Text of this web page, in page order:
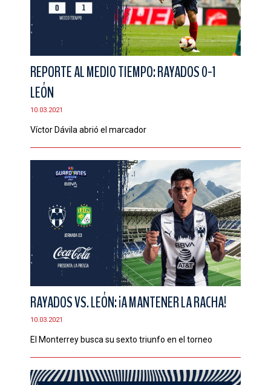
REPORTE AL MEDIO TIEMPO: RAYADOS 0-1
LEÓN
10.03.2021
Víctor Dávila abrió el marcador
RAYADOS VS. LEÓN: ¡A MANTENER LA RACHA!
10.03.2021
El Monterrey busca su sexto triunfo en el torneo